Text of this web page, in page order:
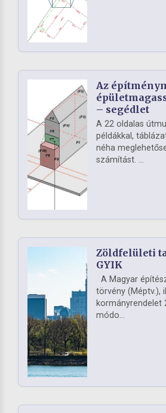
Az
– segédlet
A 22 oldalas
példákkal,
néha
számítást. ...
Zöldfelületi
GYIK
A Magyar
törvény (Méptv.),
kormányrendelet
módo...